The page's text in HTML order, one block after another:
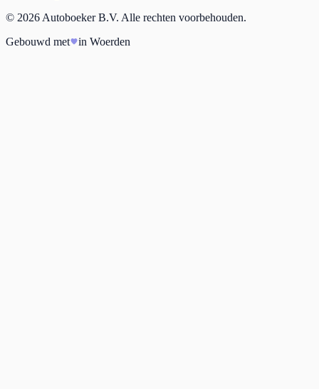
© 2026 Autoboeker B.V. Alle rechten voorbehouden.
Gebouwd met
in Woerden